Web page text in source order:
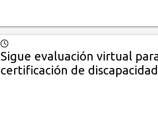
Sigue evaluación virtual
certificación de discapacidad